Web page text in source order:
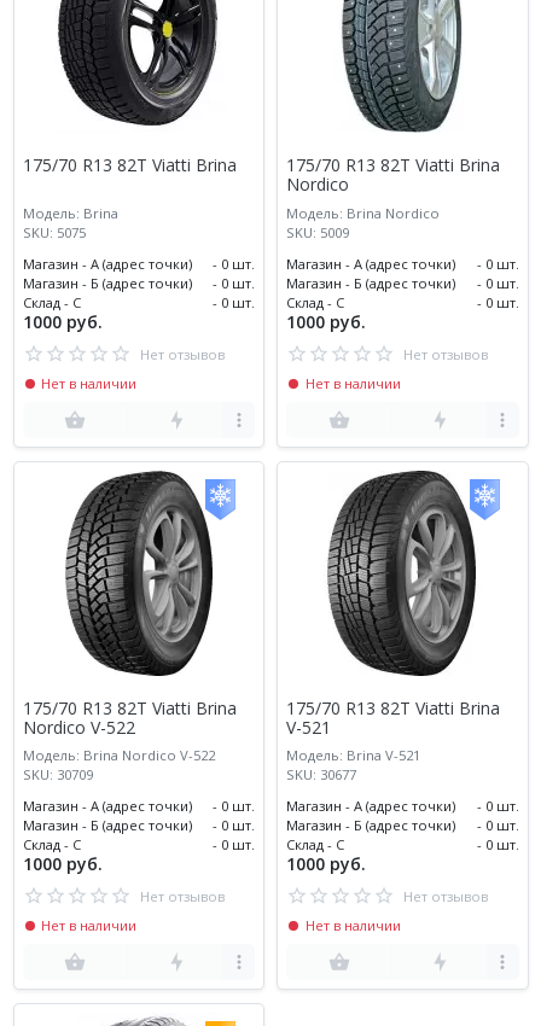
175/70 R13 82T Viatti Brina
Модель: Brina
SKU: 5075
Магазин - А (адрес точки)
- 0 шт.
Магазин - Б (адрес точки)
- 0 шт.
Склад - С
- 0 шт.
1000 руб.
Нет отзывов
Нет в наличии
175/70 R13 82T Viatti Brina
Nordico
Модель: Brina Nordico
SKU: 5009
Магазин - А (адрес точки)
- 0 шт.
Магазин - Б (адрес точки)
- 0 шт.
Склад - С
- 0 шт.
1000 руб.
Нет отзывов
Нет в наличии
175/70 R13 82T Viatti Brina
Nordico V-522
Модель: Brina Nordico V-522
SKU: 30709
Магазин - А (адрес точки)
- 0 шт.
Магазин - Б (адрес точки)
- 0 шт.
Склад - С
- 0 шт.
1000 руб.
Нет отзывов
Нет в наличии
175/70 R13 82T Viatti Brina
V-521
Модель: Brina V-521
SKU: 30677
Магазин - А (адрес точки)
- 0 шт.
Магазин - Б (адрес точки)
- 0 шт.
Склад - С
- 0 шт.
1000 руб.
Нет отзывов
Нет в наличии